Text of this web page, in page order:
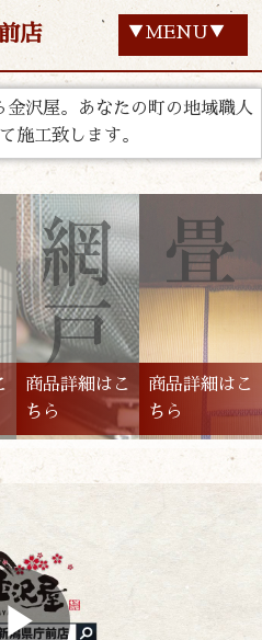
店 ▼MENU▼
沢屋。あなたの町の地域職人
施工致します。
商品詳細はこ
ちら
商品詳細はこ
ちら